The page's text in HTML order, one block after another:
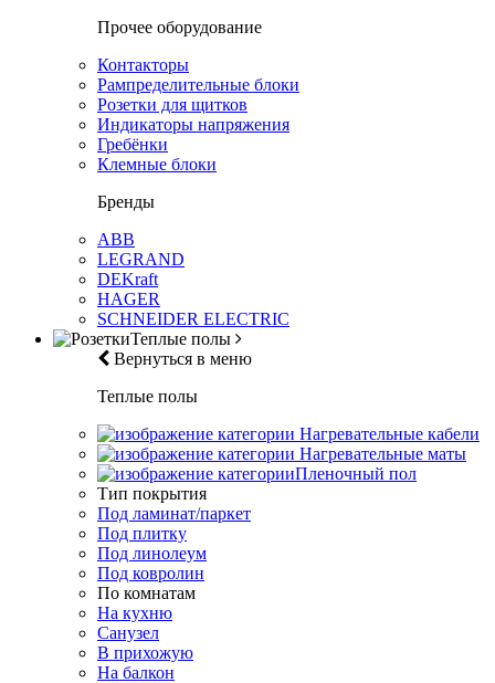
Прочее оборудование
Контакторы
Рампределительные блоки
Розетки для щитков
Индикаторы напряжения
Гребёнки
Клемные блоки
Бренды
ABB
LEGRAND
DEKraft
HAGER
SCHNEIDER ELECTRIC
Теплые полы
Вернуться в меню
Теплые полы
Нагревательные кабели
Нагревательные маты
Пленочный пол
Тип покрытия
Под ламинат/паркет
Под плитку
Под линолеум
Под ковролин
По комнатам
На кухню
Санузел
В прихожую
На балкон